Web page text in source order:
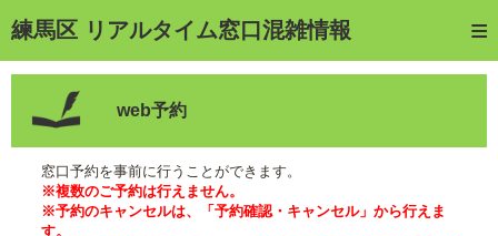
練馬区 リアルタイム窓口混雑情報
トップページ
web予約
予約確認・キャンセル
窓口混雑状況
web予約
窓口予約を事前に行うことができます。
※複数のご予約は行えません。
※予約のキャンセルは、「予約確認・キャンセル」から行えま
す。